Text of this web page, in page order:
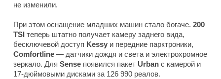
не изменили.
При этом оснащение младших машин стало богаче. 200
TSI теперь штатно получает камеру заднего вида,
бесключевой доступ Kessy и передние парктроники,
Comfortline — датчики дождя и света и электрохромное
зеркало. Для Sense появился пакет Urban с камерой и
17-дюймовыми дисками за 126 990 реалов.